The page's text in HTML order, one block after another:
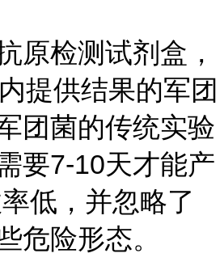
原检测试剂盒，
提供结果的军团
团菌的传统实验
要7-10天才能产
低，并忽略了
危险形态。